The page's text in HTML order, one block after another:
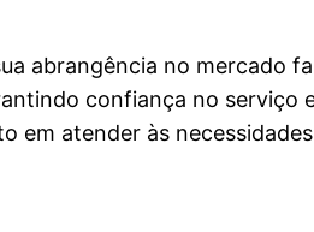
abrangência no mercado
confiança no serviço
em atender às